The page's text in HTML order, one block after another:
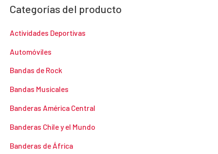
Categorías del producto
Actividades Deportivas
Automóviles
Bandas de Rock
Bandas Musicales
Banderas América Central
Banderas Chile y el Mundo
Banderas de África